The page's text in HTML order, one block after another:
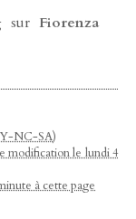
sur Fiorenza
NC-SA)
modification le lundi 4
à cette page